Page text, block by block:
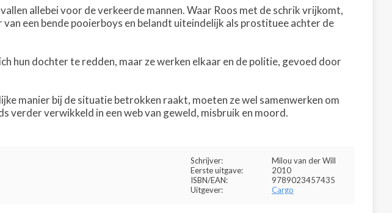
allebei voor de verkeerde mannen. Waar Roos met de schrik vrijkomt,
een bende pooierboys en belandt uiteindelijk als prostituee achter de
hun dochter te redden, maar ze werken elkaar en de politie, gevoed door
manier bij de situatie betrokken raakt, moeten ze wel samenwerken om
verder verwikkeld in een web van geweld, misbruik en moord.
Schrijver:
Milou van der Will
Eerste uitgave:
2010
ISBN/EAN:
9789023457435
Uitgever:
Cargo